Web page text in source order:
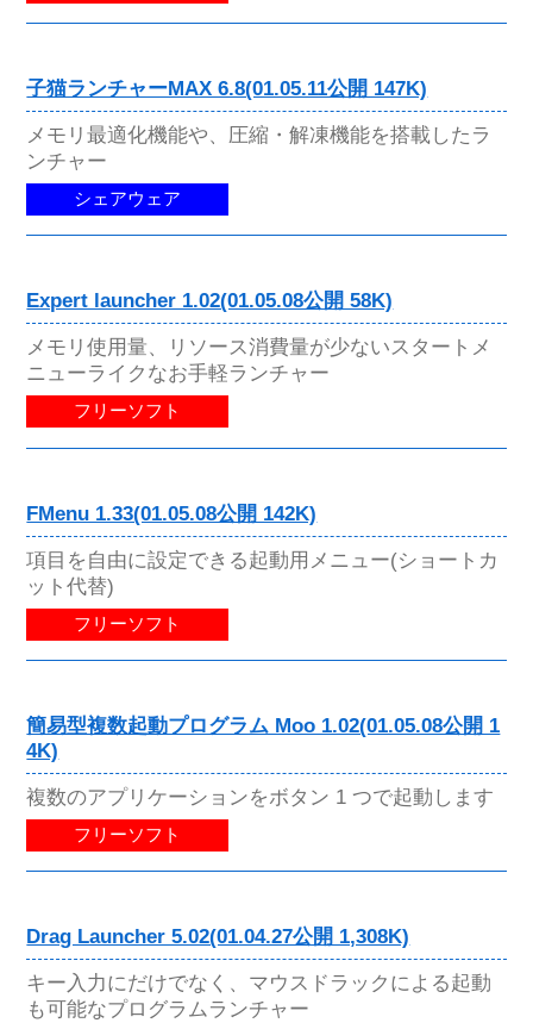
子猫ランチャーMAX 6.8(01.05.11公開 147K)
メモリ最適化機能や、圧縮・解凍機能を搭載したラ
ンチャー
シェアウェア
Expert launcher 1.02(01.05.08公開 58K)
メモリ使用量、リソース消費量が少ないスタートメ
ニューライクなお手軽ランチャー
フリーソフト
FMenu 1.33(01.05.08公開 142K)
項目を自由に設定できる起動用メニュー(ショートカ
ット代替)
フリーソフト
簡易型複数起動プログラム Moo 1.02(01.05.08公開 1
4K)
複数のアプリケーションをボタン 1 つで起動します
フリーソフト
Drag Launcher 5.02(01.04.27公開 1,308K)
キー入力にだけでなく、マウスドラックによる起動
も可能なプログラムランチャー